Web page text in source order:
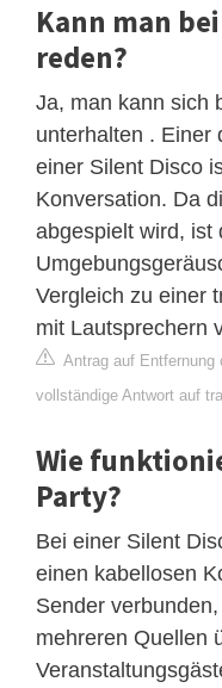
Kann man
reden?
Ja, man kann sich
unterhalten . Einer
einer Silent Disco
Konversation. Da
abgespielt wird, ist
Vergleich zu einer
mit Lautsprechern
Antrag auf Entfernung
vollständige Antwort auf
Wie
Party?
Bei einer Silent
einen kabellosen
Sender
mehreren Quellen